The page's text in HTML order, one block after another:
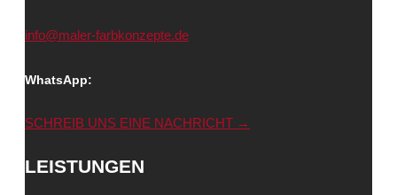
info@maler-farbkonzepte.de
WhatsApp:
SCHREIB UNS EINE NACHRICHT →
LEISTUNGEN